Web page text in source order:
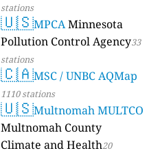
stations
🇺🇸MPCAMinnesota
Pollution Control Agency33
stations
🇨🇦MSC / UNBC AQMap
1110 stations
🇺🇸Multnomah MULTCO
Multnomah County
Climate and Health20